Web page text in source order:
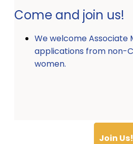
Come and join us!
We welcome Associate
applications from non-
women.
Join Us!